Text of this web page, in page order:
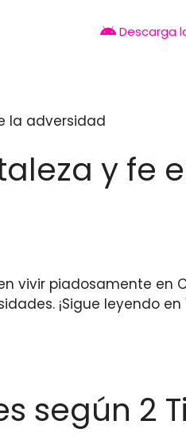
Descarga
la adversidad
y fe
vivir piadosamente en
¡Sigue leyendo
según 2